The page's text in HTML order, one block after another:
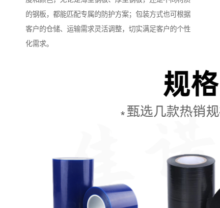
的钢板，都能匹配专属的防护方案；包装方式也可根据
客户的仓储、运输需求灵活调整，切实满足客户的个性
化需求。